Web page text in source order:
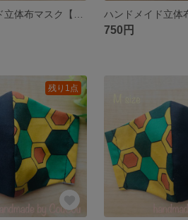
750円
残り1点